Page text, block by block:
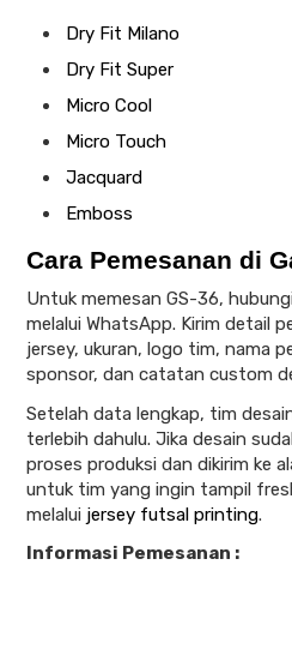
Dry Fit Milano
Dry Fit Super
Micro Cool
Micro Touch
Jacquard
Emboss
Cara Pemesanan di
Untuk memesan GS-36,
melalui WhatsApp. Kirim detail
jersey, ukuran, logo tim, nama
sponsor, dan catatan custom
Setelah data lengkap, tim
terlebih dahulu. Jika desain
proses produksi dan dikirim ke
untuk tim yang ingin tampil
melalui jersey futsal printing.
Informasi Pemesanan :